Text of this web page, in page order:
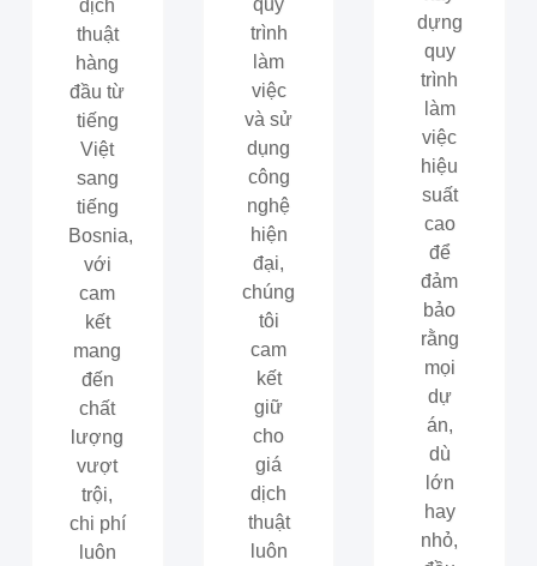
dịch
thuật
hàng
đầu từ
tiếng
Việt
sang
tiếng
Bosnia,
với
cam
kết
mang
đến
chất
lượng
vượt
trội,
chi phí
luôn
quy
trình
làm
việc
và sử
dụng
công
nghệ
hiện
đại,
chúng
tôi
cam
kết
giữ
cho
giá
dịch
thuật
luôn
dựng
quy
trình
làm
việc
hiệu
suất
cao
để
đảm
bảo
rằng
mọi
dự
án,
dù
lớn
hay
nhỏ,